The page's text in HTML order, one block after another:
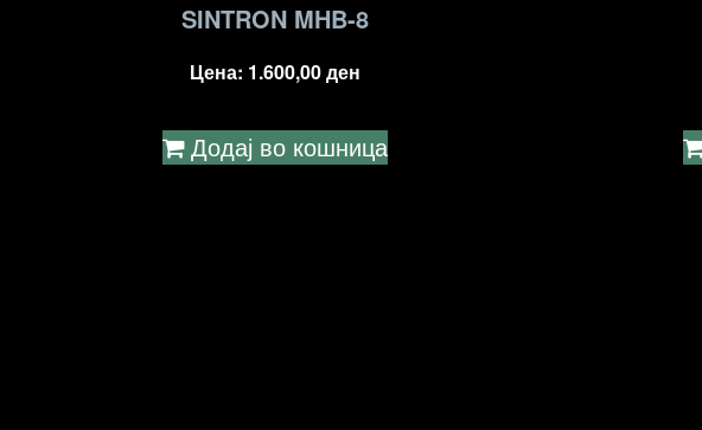
SINTRON MHB-8
Цена: 1.600,00ден
Додај во кошница